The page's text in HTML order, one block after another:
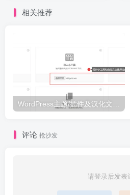
相关推荐
WordPress主题/插件及汉化文件安装详细图文教程
评论 抢沙发
请登录后发表